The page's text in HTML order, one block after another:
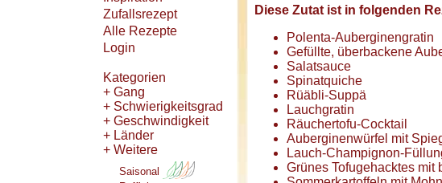
Zufallsrezept
Alle Rezepte
Login
Kategorien
+ Gang
+ Schwierigkeitsgrad
+ Geschwindigkeit
+ Länder
+ Weitere
Saisonal
Diese Zutat ist in folgenden
Polenta-Auberginengratin
Gefüllte, überbackene
Salatsauce
Spinatquiche
Rüäbli-Suppä
Lauchgratin
Räuchertofu-Cocktail
Auberginenwürfel mit
Lauch-Champignon-
Grünes Tofugehacktes mit